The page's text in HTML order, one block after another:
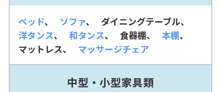
ベッド ソファ
ダイニングテーブル
洋タンス
和タンス 食器棚
本棚
マットレス
マッサージチェア
中型・小型家具類